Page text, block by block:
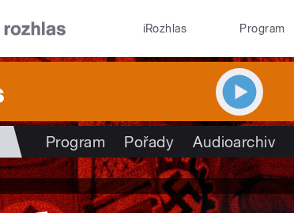
iRozhlas Program
Program Pořady Audioarchiv